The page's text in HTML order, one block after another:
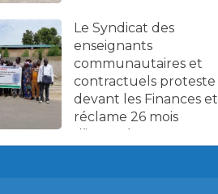
Le Syndicat des
enseignants
communautaires et
contractuels proteste
devant les Finances et
réclame 26 mois
d’impayés.